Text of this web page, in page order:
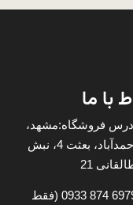
با ما
فروشگاه:مشهد،
احمدآباد، بعثت 4، نبش
21
6979 874 0933 (فقط